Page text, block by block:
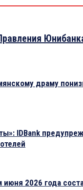
драму
IDBank
2026 года